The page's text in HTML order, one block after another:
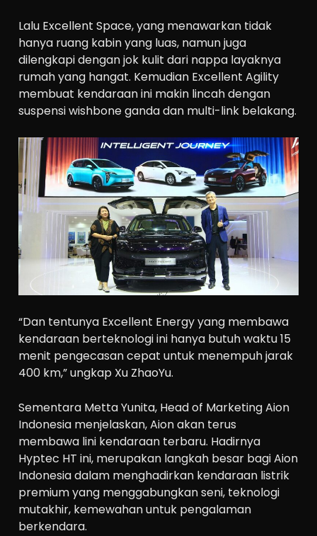
Lalu Excellent Space, yang menawarkan tidak
hanya ruang kabin yang luas, namun juga
dilengkapi dengan jok kulit dari nappa layaknya
rumah yang hangat. Kemudian Excellent Agility
membuat kendaraan ini makin lincah dengan
suspensi wishbone ganda dan multi-link belakang.
“Dan tentunya Excellent Energy yang membawa
kendaraan berteknologi ini hanya butuh waktu 15
menit pengecasan cepat untuk menempuh jarak
400 km,” ungkap Xu ZhaoYu.
Sementara Metta Yunita, Head of Marketing Aion
Indonesia menjelaskan, Aion akan terus
membawa lini kendaraan terbaru. Hadirnya
Hyptec HT ini, merupakan langkah besar bagi Aion
Indonesia dalam menghadirkan kendaraan listrik
premium yang menggabungkan seni, teknologi
mutakhir, kemewahan untuk pengalaman
berkendara.